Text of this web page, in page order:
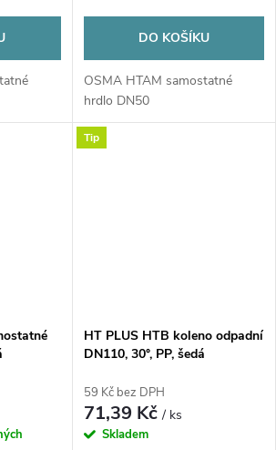
DO KOŠÍKU
OSMA HTAM samostatné
hrdlo DN50
Tip
HT PLUS HTB koleno odpadní
DN110, 30°, PP, šedá
59 Kč bez DPH
71,39 Kč/ ks
Skladem